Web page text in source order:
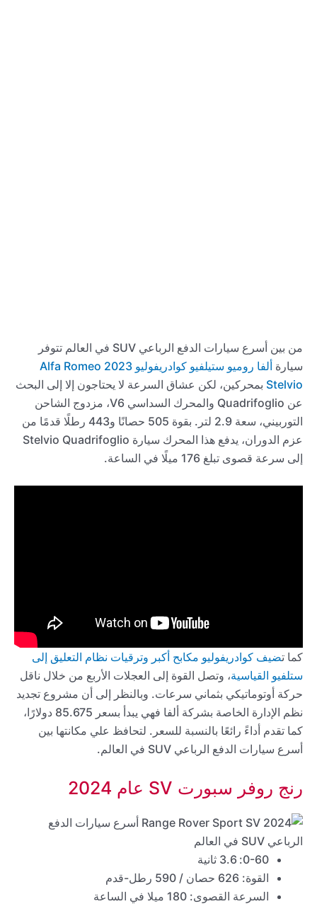
من بين أسرع سيارات الدفع الرباعي SUV في العالم تتوفر
سيارة
ألفا روميو ستيلفيو كوادريفوليو 2023 Alfa Romeo
Stelvio بمحركين، لكن عشاق السرعة لا يحتاجون إلا إلى البحث
عن Quadrifoglio والمحرك السداسي V6، مزدوج الشاحن
التوربيني، سعة 2.9 لتر. بقوة 505 حصانًا و443 رطلًا قدمًا من
عزم الدوران، يدفع هذا المحرك سيارة Stelvio Quadrifoglio
إلى سرعة قصوى تبلغ 176 ميلًا في الساعة.
كما تضيف كوادريفوليو مكابح أكبر وترقيات نظام التعليق إلى
ستلفيو القياسية، وتصل القوة إلى العجلات الأربع من خلال ناقل
حركة أوتوماتيكي بثماني سرعات. وبالنظر إلى أن مشروع تجديد
نظم الإدارة الخاصة بشركة ألفا فهي يبدأ بسعر 85.675 دولارًا،
كما تقدم أداءً رائعًا بالنسبة للسعر. لتحافظ علي مكانتها بين
أسرع سيارات الدفع الرباعي SUV في العالم.
رنج روفر سبورت SV عام 2024
0-60: 3.6 ثانية
القوة: 626 حصان / 590 رطل-قدم
السرعة القصوى: 180 ميلا في الساعة